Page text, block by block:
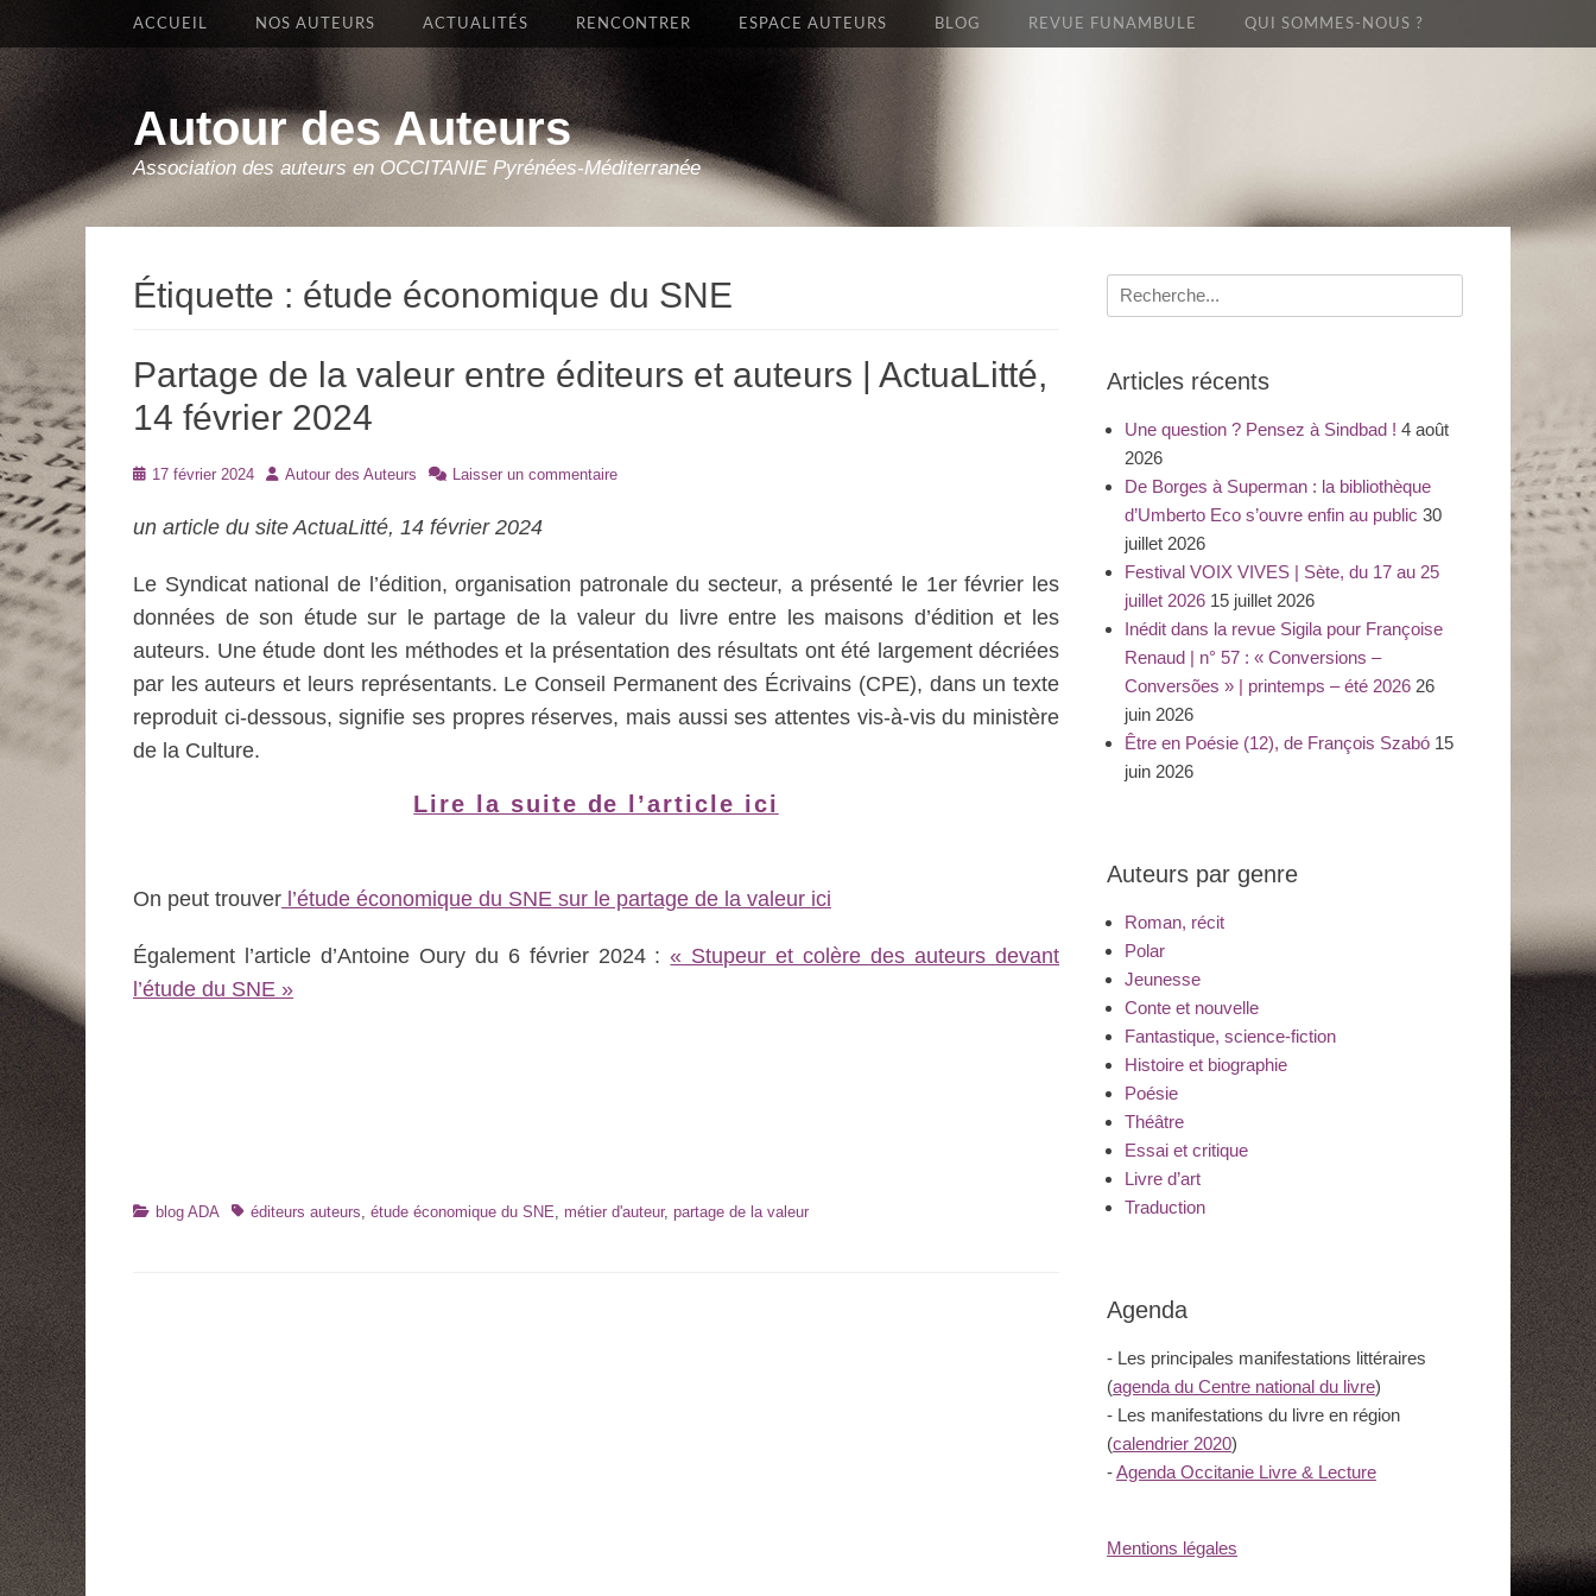
Autour des Auteurs
Association des auteurs en OCCITANIE Pyrénées-Méditerranée
Premier Menu
Aller
ACCUEIL NOS AUTEURS ACTUALITÉS RENCONTRER ESPACE AUTEURS BLOG REVUE FUNAMBULE QUI SOMMES-NOUS ?
Étiquette : étude économique du SNE
Partage de la valeur entre éditeurs et auteurs | ActuaLitté,
14 février 2024
Posté17 février 2024 Auteur
Autour des Auteurs Laisser un commentaire
un article du site ActuaLitté, 14 février 2024
Le Syndicat national de l’édition, organisation patronale du secteur, a présenté le 1er février les
données de son étude sur le partage de la valeur du livre entre les maisons d’édition et les
auteurs. Une étude dont les méthodes et la présentation des résultats ont été largement décriées
par les auteurs et leurs représentants. Le Conseil Permanent des Écrivains (CPE), dans un texte
reproduit ci-dessous, signifie ses propres réserves, mais aussi ses attentes vis-à-vis du ministère
de la Culture.
Lire la suite de l’article ici
On peut trouver l’étude économique du SNE sur le partage de la valeur ici
Également l’article d’Antoine Oury du 6 février 2024 :« Stupeur et colère des auteurs devant
l’étude du SNE »
Catégories
blog ADA Tagséditeurs auteurs, étude économique du SNE, métier d'auteur, partage de la valeur
Recherche
pour
Articles récents
Une question ? Pensez à Sindbad ! 4 août
2026
De Borges à Superman : la bibliothèque
d’Umberto Eco s’ouvre enfin au public 30
juillet 2026
Festival VOIX VIVES | Sète, du 17 au 25
juillet 2026 15 juillet 2026
Inédit dans la revue Sigila pour Françoise
Renaud | n° 57 : « Conversions –
Conversões » | printemps – été 2026 26
juin 2026
Être en Poésie (12), de François Szabó 15
juin 2026
Auteurs par genre
Roman, récit
Polar
Jeunesse
Conte et nouvelle
Fantastique, science-fiction
Histoire et biographie
Poésie
Théâtre
Essai et critique
Livre d’art
Traduction
Agenda
- Les principales manifestations littéraires
(agenda du Centre national du livre)
- Les manifestations du livre en région
(calendrier 2020)
-Agenda Occitanie Livre & Lecture
Mentions légales